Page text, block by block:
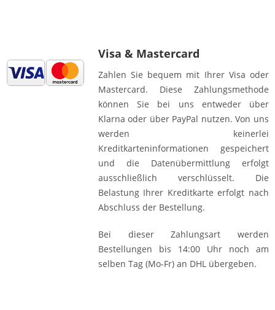
Visa & Mastercard
Zahlen Sie bequem mit Ihrer Visa oder
Mastercard. Diese Zahlungsmethode
können Sie bei uns entweder über
Klarna oder über PayPal nutzen. Von uns
werden keinerlei
Kreditkarteninformationen gespeichert
und die Datenübermittlung erfolgt
ausschließlich verschlüsselt. Die
Belastung Ihrer Kreditkarte erfolgt nach
Abschluss der Bestellung.
Bei dieser Zahlungsart werden
Bestellungen bis 14:00 Uhr noch am
selben Tag (Mo-Fr) an DHL übergeben.